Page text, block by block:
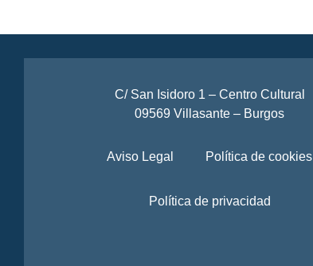
C/ San Isidoro 1 – Centro Cultural
09569 Villasante – Burgos
Aviso Legal Política de cookies
Política de privacidad